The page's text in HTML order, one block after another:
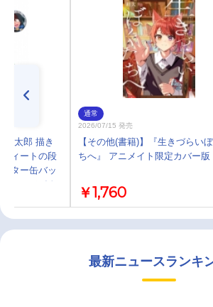
乱太郎 描き
ィートの段
ター缶バッ
アニメイト
通常
2026/07/15 発売
【その他(書籍)】『生きづらい
ちへ』 アニメイト限定カバー版
￥1,760
最新ニュースランキ